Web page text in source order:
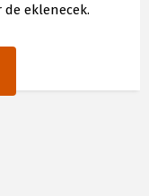
eklenecek.